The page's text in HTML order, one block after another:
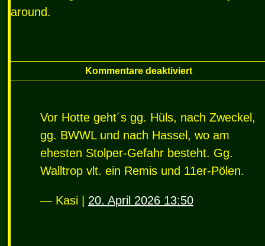
around.
Kommentare deaktiviert
Vor Hotte geht´s gg. Hüls, nach Zweckel,
gg. BWWLund nach Hassel, wo am
ehesten Stolper-Gefahr besteht. Gg.
Walltrop vlt. ein Remis und 11er-Pölen.
— Kasi | 20. April 2026 13:50